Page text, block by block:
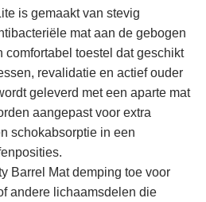
is gemaakt van stevig
mat aan de gebogen
comfortabel toestel dat geschikt
revalidatie en actief ouder
geleverd met een aparte mat
aangepast voor extra
schokabsorptie in een
Barrel Mat demping toe voor
andere lichaamsdelen die